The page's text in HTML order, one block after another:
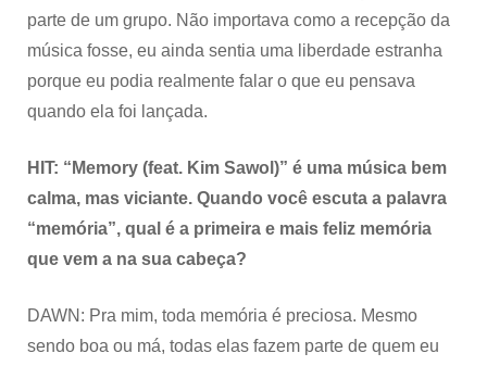
parte de um grupo. Não importava como a recepção da
música fosse, eu ainda sentia uma liberdade estranha
porque eu podia realmente falar o que eu pensava
quando ela foi lançada.
HIT: “Memory (feat. Kim Sawol)” é uma música bem
calma, mas viciante. Quando você escuta a palavra
“memória”, qual é a primeira e mais feliz memória
que vem a na sua cabeça?
DAWN: Pra mim, toda memória é preciosa. Mesmo
sendo boa ou má, todas elas fazem parte de quem eu